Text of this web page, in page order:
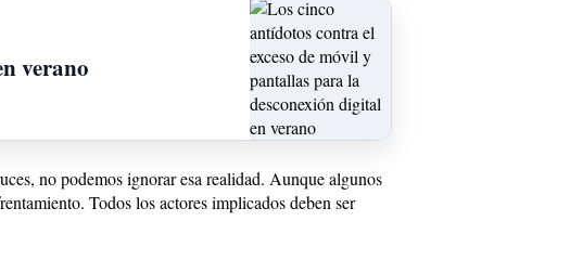
verano
no podemos ignorar esa realidad. Aunque algunos
Todos los actores implicados deben ser